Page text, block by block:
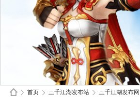
首页 三千江湖发布站 三千江湖发布网